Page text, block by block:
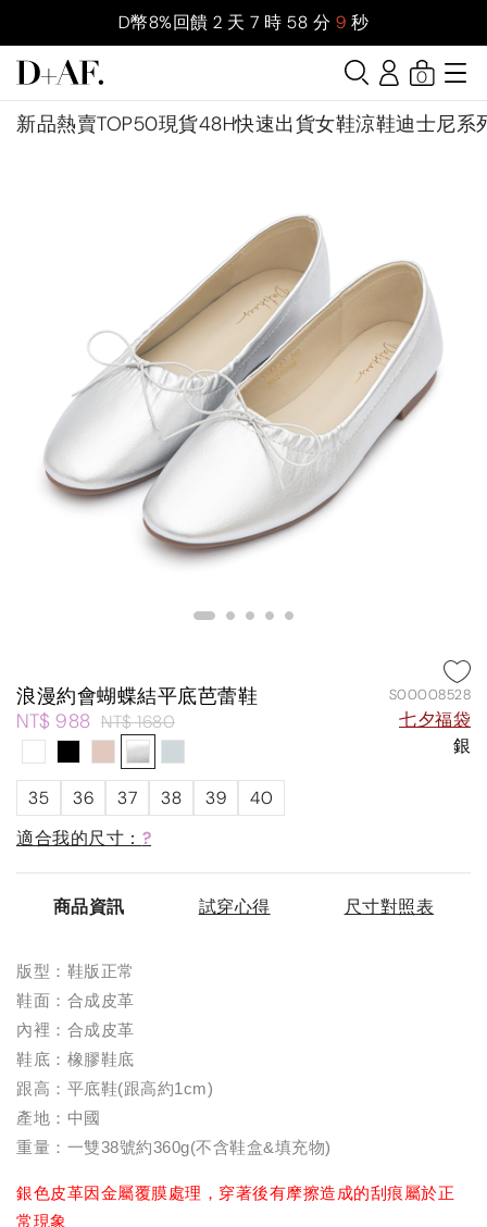
D幣8%回饋 2 天 7 時 58 分 8 秒
新品熱賣TOP50現貨48H快速出貨女鞋涼鞋迪士尼系
0
浪漫約會蝴蝶結平底芭蕾鞋 S00008528
NT$ 988 NT$ 1680
七夕福袋
銀
35 36 37 38 39
40
適合我的尺寸： ?
商品資訊 試穿心得 尺寸對照表
版型：鞋版正常
鞋面：合成皮革
內裡：合成皮革
鞋底：橡膠鞋底
跟高：平底鞋(跟高約1cm)
產地：中國
重量：一雙38號約360g(不含鞋盒&填充物)
銀色皮革因金屬覆膜處理，穿著後有摩擦造成的刮痕屬於正
常現象